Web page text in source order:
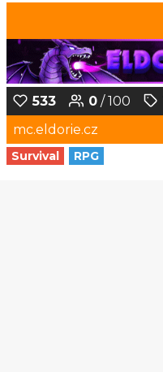
533 0 / 100
mc.eldorie.cz
Survival RPG